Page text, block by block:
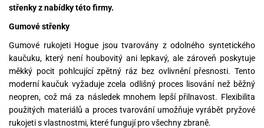
střenky z nabídky této firmy.
Gumové střenky
Gumové rukojeti Hogue jsou tvarovány z odolného syntetického
kaučuku, který není houbovitý ani lepkavý, ale zároveň poskytuje
měkký pocit pohlcující zpětný ráz bez ovlivnění přesnosti. Tento
moderní kaučuk vyžaduje zcela odlišný proces lisování než běžný
neopren, což má za následek mnohem lepší přilnavost. Flexibilita
použitých materiálů a proces tvarování umožňuje vyrábět pryžové
rukojeti s vlastnostmi, které fungují pro všechny zbraně.